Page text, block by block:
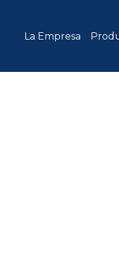
La Empresa